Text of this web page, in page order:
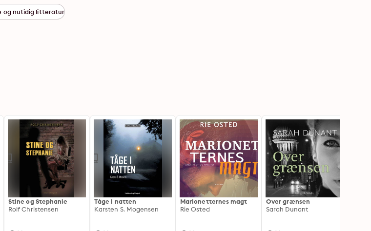
og nutidig litteratur
Stine og Stephanie
Rolf Christensen
Tåge i natten
Karsten S. Mogensen
Marionetternes magt
Rie Osted
Over grænsen
Sarah Dunant